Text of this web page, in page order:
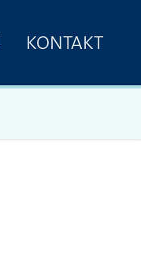
KONTAKT